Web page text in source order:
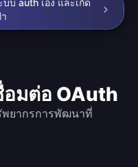
บ auth เอง และเกิด
มต่อ OAuth
พยากรการพัฒนาที่